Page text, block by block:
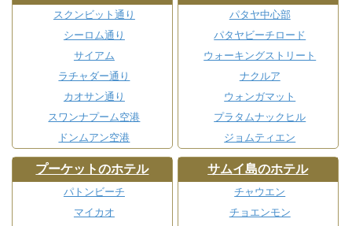
スクンビット通り
シーロム通り
サイアム
ラチャダー通り
カオサン通り
スワンナプーム空港
ドンムアン空港
パタヤ中心部
パタヤビーチロード
ウォーキングストリート
ナクルア
ウォンガマット
プラタムナックヒル
ジョムティエン
プーケットのホテル
パトンビーチ
マイカオ
サムイ島のホテル
チャウエン
チョエンモン